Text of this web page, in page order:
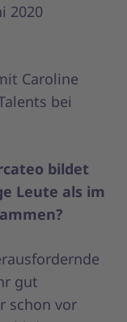
2020
Caroline
bei
bildet
Leute als im
gut
schon vor